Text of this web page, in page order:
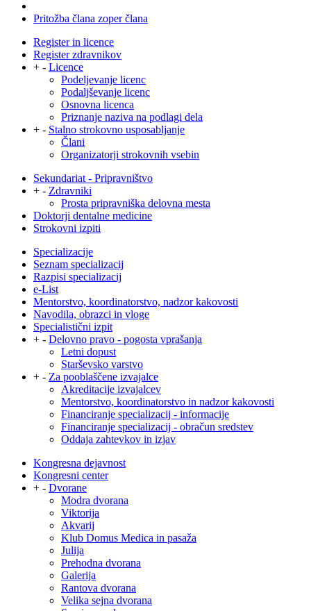
Pritožba člana zoper člana
Register in licence
Register zdravnikov
+ - Licence
Podeljevanje licenc
Podaljševanje licenc
Osnovna licenca
Priznanje naziva na podlagi dela
+ - Stalno strokovno usposabljanje
Člani
Organizatorji strokovnih vsebin
Sekundariat - Pripravništvo
+ - Zdravniki
Prosta pripravniška delovna mesta
Doktorji dentalne medicine
Strokovni izpiti
Specializacije
Seznam specializacij
Razpisi specializacij
e-List
Mentorstvo, koordinatorstvo, nadzor kakovosti
Navodila, obrazci in vloge
Specialistični izpit
+ - Delovno pravo - pogosta vprašanja
Letni dopust
Starševsko varstvo
+ - Za pooblaščene izvajalce
Akreditacije izvajalcev
Mentorstvo, koordinatorstvo in nadzor kakovosti
Financiranje specializacij - informacije
Financiranje specializacij - obračun sredstev
Oddaja zahtevkov in izjav
Kongresna dejavnost
Kongresni center
+ - Dvorane
Modra dvorana
Viktorija
Akvarij
Klub Domus Medica in pasaža
Julija
Prehodna dvorana
Galerija
Rantova dvorana
Velika sejna dvorana